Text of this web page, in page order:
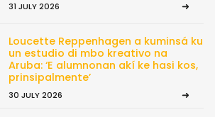
31 JULY 2026
Loucette Reppenhagen a kuminsá ku
un estudio di mbo kreativo na
Aruba: ‘E alumnonan akí ke hasi kos,
prinsipalmente’
30 JULY 2026